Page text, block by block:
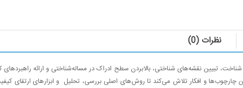
نظرات (0)
شناخت، تبیین نقشههای شناختی، بالابردن سطح ادراک در مسالهشناختی و ارائه
چارچوبها و افکار تلاش میکند تا روشهای اصلی بررسی، تحلیل و ابزارهای ارتقای